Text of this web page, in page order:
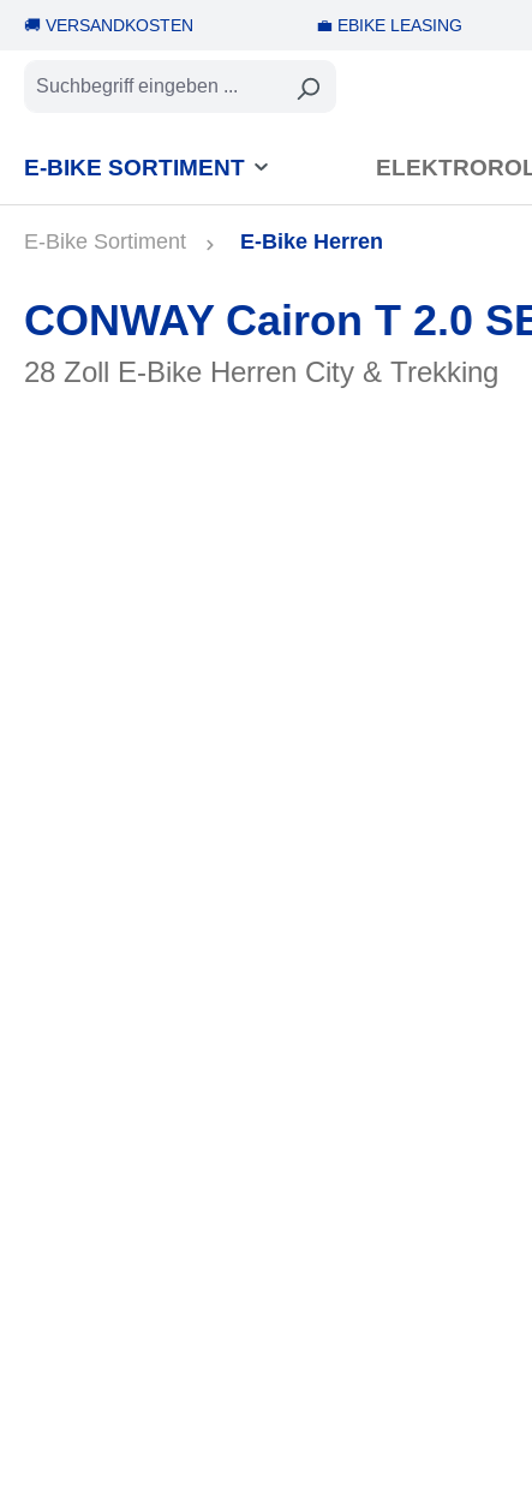
Zur Hauptnavigation springen
🚚 VERSANDKOSTEN 💼 EBIKE LEASING
E-BIKE SORTIMENT
E-Bike Sortiment E-Bike Herren
CONWAY Cairon T 2.0
28 Zoll E-Bike Herren City & Trekking